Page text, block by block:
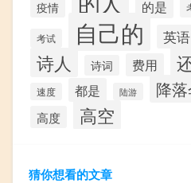
疫情 的是
考试 自己的 英语
诗人 诗词 费用
速度 都是 陆游 降
高度 高空
猜你想看的文章